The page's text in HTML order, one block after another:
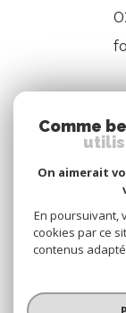
Comme
On aimerait
En poursuivant,
cookies par ce
contenus